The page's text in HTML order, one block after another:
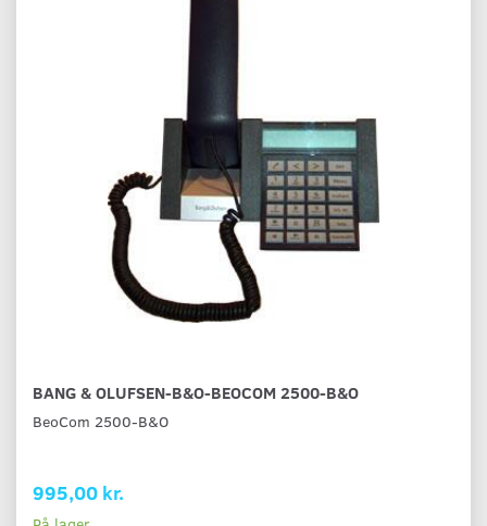
BANG & OLUFSEN-B&O-BEOCOM 2500-B&O
BeoCom 2500-B&O
995,00 kr.